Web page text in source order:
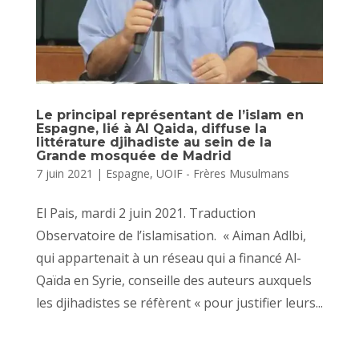
Le principal représentant de l’islam en
Espagne, lié à Al Qaida, diffuse la
littérature djihadiste au sein de la
Grande mosquée de Madrid
7 juin 2021 | Espagne, UOIF - Frères Musulmans
El Pais, mardi 2 juin 2021. Traduction
Observatoire de l’islamisation. « Aiman ​​Adlbi,
qui appartenait à un réseau qui a financé Al-
Qaïda en Syrie, conseille des auteurs auxquels
les djihadistes se réfèrent « pour justifier leurs...